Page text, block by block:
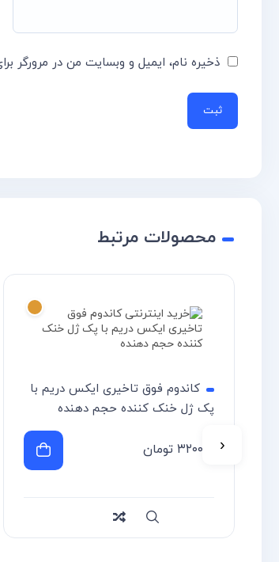
ذخیره نام، ایمیل و وبسایت من در مرورگر
محصولات مرتبط
کاندوم فوق تاخیری ایکس دریم با
پک ژل خنک کننده حجم دهنده
۳۲۰۰۰۰ تومان
Compare
‹